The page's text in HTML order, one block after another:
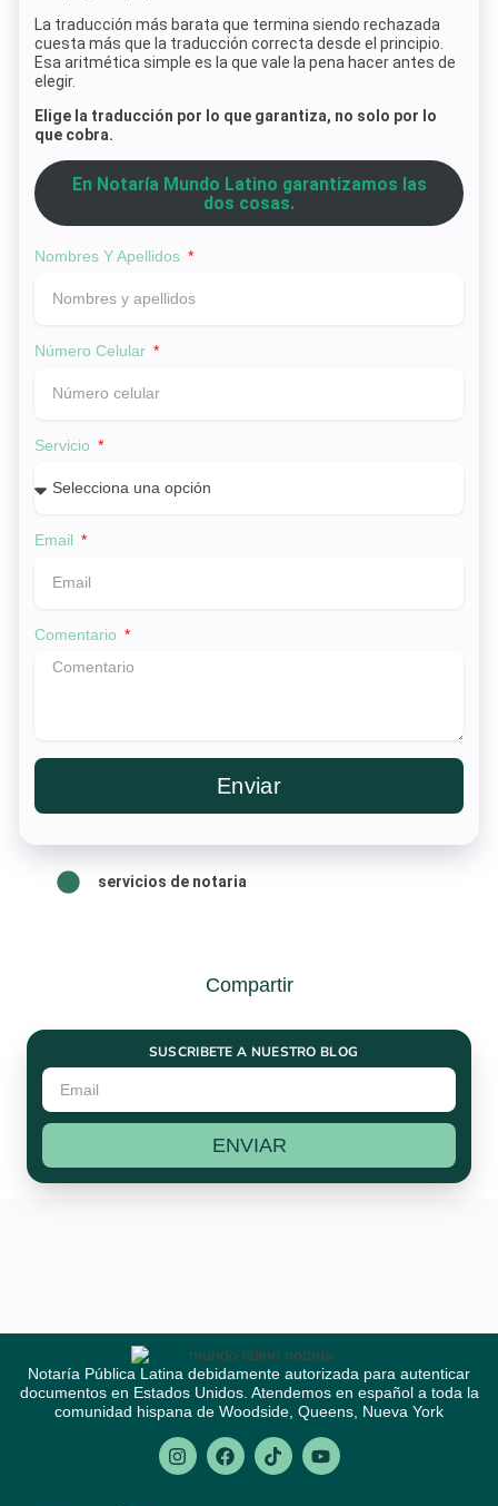
La traducción más barata que termina siendo rechazada
cuesta más que la traducción correcta desde el principio.
Esa aritmética simple es la que vale la pena hacer antes de
elegir.
Elige la traducción por lo que garantiza, no solo por lo
que cobra.
En Notaría Mundo Latino garantizamos las
dos cosas.
Nombres Y Apellidos
Número Celular
Servicio
Email
Comentario
Enviar
servicios de notaria
Compartir
SUSCRIBETE A NUESTRO BLOG
ENVIAR
Notaría Pública Latina debidamente autorizada para autenticar
documentos en Estados Unidos. Atendemos en español a toda la
comunidad hispana de Woodside, Queens, Nueva York